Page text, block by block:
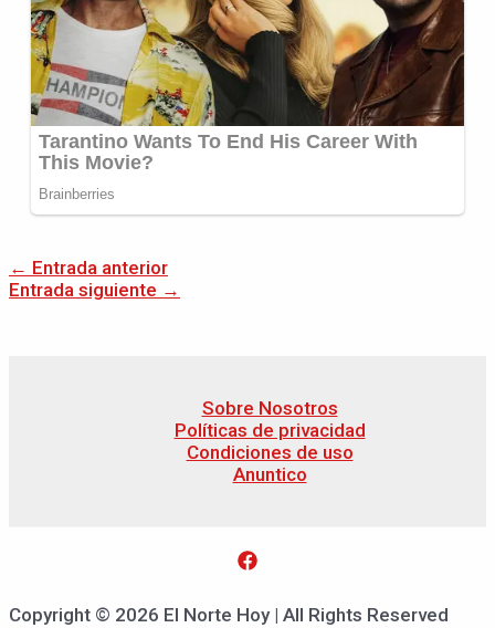
← Entrada anterior
Entrada siguiente →
Sobre Nosotros
Políticas de privacidad
Condiciones de uso
Anuntico
Copyright © 2026 El Norte Hoy | All Rights Reserved